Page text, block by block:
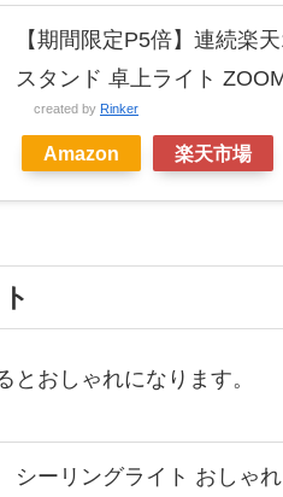
【期間限定P5倍】連続楽
スタンド 卓上ライト
created by Rinker
Amazon 楽天市場
とおしゃれになります。
シーリングライト おしゃ